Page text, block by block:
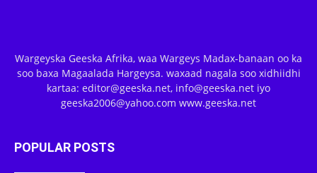
Wargeyska Geeska Afrika, waa Wargeys Madax-banaan oo ka
soo baxa Magaalada Hargeysa. waxaad nagala soo xidhiidhi
kartaa: editor@geeska.net, info@geeska.net iyo
geeska2006@yahoo.com www.geeska.net
POPULAR POSTS